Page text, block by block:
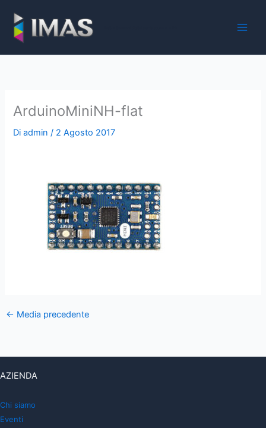
contenuto
ArduinoMiniNH-flat
Diadmin/ 2 Agosto 2017
← Media precedente
AZIENDA
Chi siamo
Eventi